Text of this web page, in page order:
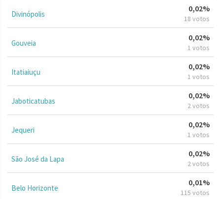
Divinópolis
0,02%
18 votos
Gouveia
0,02%
1 votos
Itatiaiuçu
0,02%
1 votos
Jaboticatubas
0,02%
2 votos
Jequeri
0,02%
1 votos
São José da Lapa
0,02%
2 votos
Belo Horizonte
0,01%
115 votos